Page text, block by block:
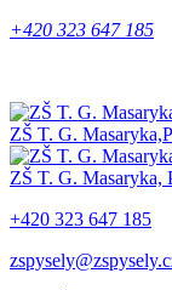
+420 323 647 185
ZŠ T. G. Masaryka,
ZŠ T. G. Masaryka,
+420 323 647 185